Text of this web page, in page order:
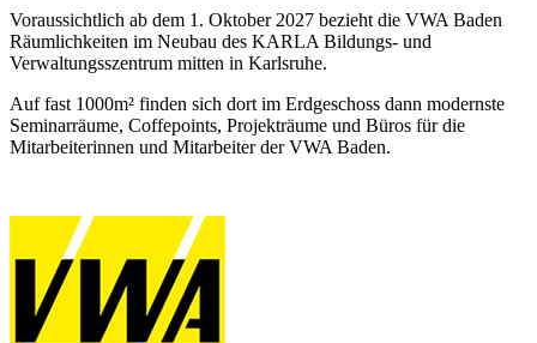
Voraussichtlich ab dem 1. Oktober 2027 bezieht die VWA Baden
Räumlichkeiten im Neubau des KARLA Bildungs- und
Verwaltungsszentrum mitten in Karlsruhe.
Auf fast 1000m² finden sich dort im Erdgeschoss dann modernste
Seminarräume, Coffepoints, Projekträume und Büros für die
Mitarbeiterinnen und Mitarbeiter der VWA Baden.